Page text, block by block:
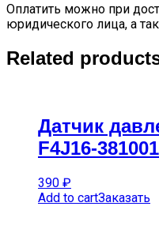
Оплатить можно при
юридического лица, а
Related
Датчик
F4J16-
390 ₽
Add to cartЗаказать